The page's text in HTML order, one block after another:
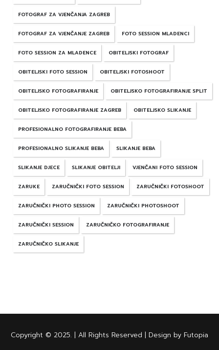
FOTOGRAF ZA VJENČANJA ZAGREB
FOTOGRAF ZA VJENČANJE ZAGREB FOTO SESSION MLADENCI
FOTO SESSION ZA MLADENCE OBITELJSKI FOTOGRAF
OBITELJSKI FOTO SESSION OBITELJSKI FOTOSHOOT
OBITELJSKO FOTOGRAFIRANJE OBITELJSKO FOTOGRAFIRANJE SPLIT
OBITELJSKO FOTOGRAFIRANJE ZAGREB OBITELJSKO SLIKANJE
PROFESIONALNO FOTOGRAFIRANJE BEBA
PROFESIONALNO SLIKANJE BEBA SLIKANJE BEBA
SLIKANJE DJECE SLIKANJE OBITELJI VJENČANI FOTO SESSION
ZARUKE ZARUČNIČKI FOTO SESSION ZARUČNIČKI FOTOSHOOT
ZARUČNIČKI PHOTO SESSION ZARUČNIČKI PHOTOSHOOT
ZARUČNIČKI SESSION ZARUČNIČKO FOTOGRAFIRANJE
ZARUČNIČKO SLIKANJE
Copyright © 2025. | All Rights Reserved | Design by Futopia